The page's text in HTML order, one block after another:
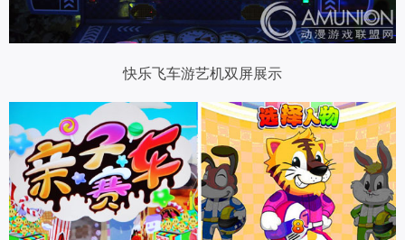
快乐飞车游艺机双屏展示